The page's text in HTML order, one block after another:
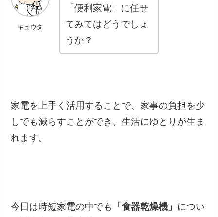
キュウタ
「便利家電」に任せ
てみてはどうでしょ
うか？
家電を上手く活用することで、 家事の負担を少
しでも減らすことができ、生活にゆとりが生ま
れます。
今日は時短家電の中でも 「食器乾燥機」 につい